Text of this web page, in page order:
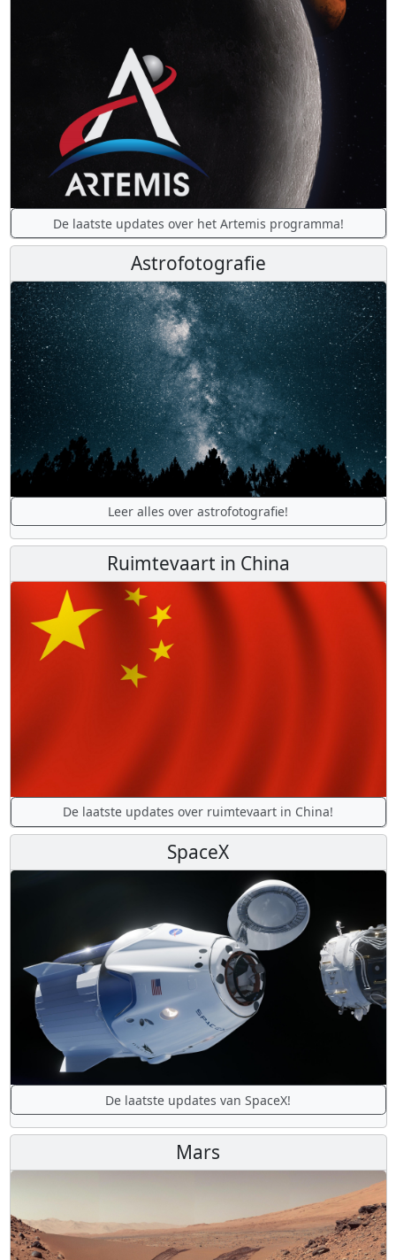
De laatste updates over het Artemis programma!
Astrofotografie
Leer alles over astrofotografie!
Ruimtevaart in China
De laatste updates over ruimtevaart in China!
SpaceX
De laatste updates van SpaceX!
Mars